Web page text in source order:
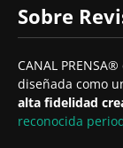
Sobre
CANAL
diseñada como
alta fidelidad
reconocida